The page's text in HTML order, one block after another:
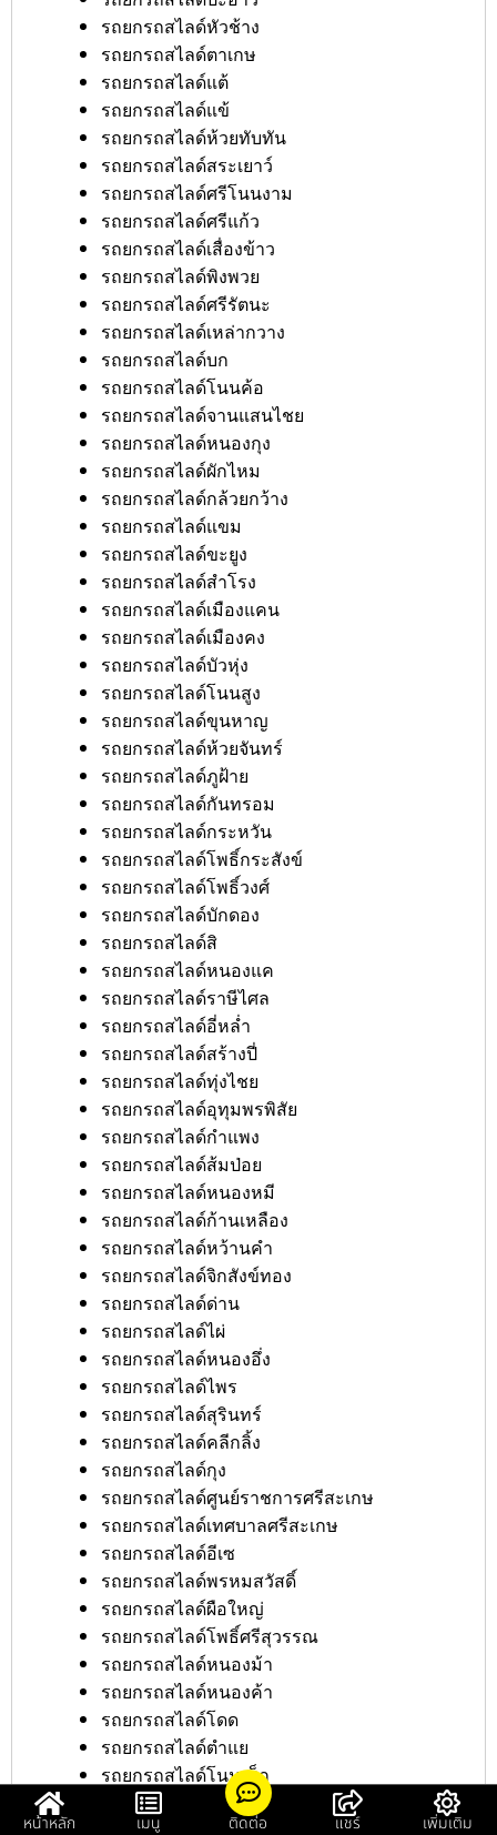
รถยกรถสไลด์หัวช้าง
รถยกรถสไลด์ตาเกษ
รถยกรถสไลด์แต้
รถยกรถสไลด์แข้
รถยกรถสไลด์ห้วยทับทัน
รถยกรถสไลด์สระเยาว์
รถยกรถสไลด์ศรีโนนงาม
รถยกรถสไลด์ศรีแก้ว
รถยกรถสไลด์เสื่องข้าว
รถยกรถสไลด์พิงพวย
รถยกรถสไลด์ศรีรัตนะ
รถยกรถสไลด์เหล่ากวาง
รถยกรถสไลด์บก
รถยกรถสไลด์โนนค้อ
รถยกรถสไลด์จานแสนไชย
รถยกรถสไลด์หนองกุง
รถยกรถสไลด์ผักไหม
รถยกรถสไลด์กล้วยกว้าง
รถยกรถสไลด์แขม
รถยกรถสไลด์ขะยูง
รถยกรถสไลด์สำโรง
รถยกรถสไลด์เมืองแคน
รถยกรถสไลด์เมืองคง
รถยกรถสไลด์บัวหุ่ง
รถยกรถสไลด์โนนสูง
รถยกรถสไลด์ขุนหาญ
รถยกรถสไลด์ห้วยจันทร์
รถยกรถสไลด์ภูฝ้าย
รถยกรถสไลด์กันทรอม
รถยกรถสไลด์กระหวัน
รถยกรถสไลด์โพธิ์กระสังข์
รถยกรถสไลด์โพธิ์วงศ์
รถยกรถสไลด์บักดอง
รถยกรถสไลด์สิ
รถยกรถสไลด์หนองแค
รถยกรถสไลด์ราษีไศล
รถยกรถสไลด์อี่หล่ำ
รถยกรถสไลด์สร้างปี่
รถยกรถสไลด์ทุ่งไชย
รถยกรถสไลด์อุทุมพรพิสัย
รถยกรถสไลด์กำแพง
รถยกรถสไลด์ส้มป่อย
รถยกรถสไลด์หนองหมี
รถยกรถสไลด์ก้านเหลือง
รถยกรถสไลด์หว้านคำ
รถยกรถสไลด์จิกสังข์ทอง
รถยกรถสไลด์ด่าน
รถยกรถสไลด์ไผ่
รถยกรถสไลด์หนองอึ่ง
รถยกรถสไลด์ไพร
รถยกรถสไลด์สุรินทร์
รถยกรถสไลด์คลีกลิ้ง
รถยกรถสไลด์กุง
รถยกรถสไลด์ศูนย์ราชการศรีสะเกษ
รถยกรถสไลด์เทศบาลศรีสะเกษ
รถยกรถสไลด์อีเซ
รถยกรถสไลด์พรหมสวัสดิ์
รถยกรถสไลด์ผือใหญ่
รถยกรถสไลด์โพธิ์ศรีสุวรรณ
รถยกรถสไลด์หนองม้า
รถยกรถสไลด์หนองค้า
รถยกรถสไลด์โดด
รถยกรถสไลด์ตำแย
รถยกรถสไลด์โนนเพ็ก
รถยกรถสไลด์สถานีตำรวจศรีสะเกษ
หน้าหลัก เมนู ติดต่อ แชร์ เพิ่มเติม